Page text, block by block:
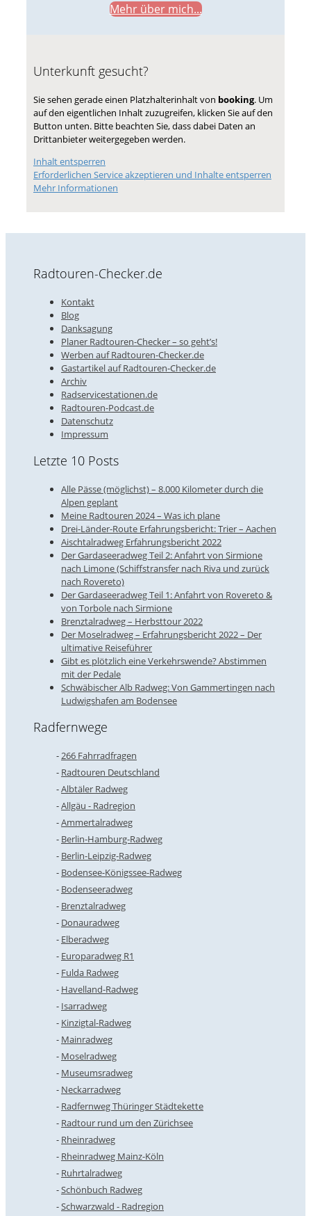
Mehr über mich...
Unterkunft gesucht?
Sie sehen gerade einen Platzhalterinhalt von booking. Um
auf den eigentlichen Inhalt zuzugreifen, klicken Sie auf den
Button unten. Bitte beachten Sie, dass dabei Daten an
Drittanbieter weitergegeben werden.
Inhalt entsperren
Erforderlichen Service akzeptieren und Inhalte entsperren
Mehr Informationen
Radtouren-Checker.de
Kontakt
Blog
Danksagung
Planer Radtouren-Checker – so geht’s!
Werben auf Radtouren-Checker.de
Gastartikel auf Radtouren-Checker.de
Archiv
Radservicestationen.de
Radtouren-Podcast.de
Datenschutz
Impressum
Letzte 10 Posts
Alle Pässe (möglichst) – 8.000 Kilometer durch die
Alpen geplant
Meine Radtouren 2024 – Was ich plane
Drei-Länder-Route Erfahrungsbericht: Trier – Aachen
Aischtalradweg Erfahrungsbericht 2022
Der Gardaseeradweg Teil 2: Anfahrt von Sirmione
nach Limone (Schiffstransfer nach Riva und zurück
nach Rovereto)
Der Gardaseeradweg Teil 1: Anfahrt von Rovereto &
von Torbole nach Sirmione
Brenztalradweg – Herbsttour 2022
Der Moselradweg – Erfahrungsbericht 2022 – Der
ultimative Reiseführer
Gibt es plötzlich eine Verkehrswende? Abstimmen
mit der Pedale
Schwäbischer Alb Radweg: Von Gammertingen nach
Ludwigshafen am Bodensee
Radfernwege
266 Fahrradfragen
Radtouren Deutschland
Albtäler Radweg
Allgäu - Radregion
Ammertalradweg
Berlin-Hamburg-Radweg
Berlin-Leipzig-Radweg
Bodensee-Königssee-Radweg
Bodenseeradweg
Brenztalradweg
Donauradweg
Elberadweg
Europaradweg R1
Fulda Radweg
Havelland-Radweg
Isarradweg
Kinzigtal-Radweg
Mainradweg
Moselradweg
Museumsradweg
Neckarradweg
Radfernweg Thüringer Städtekette
Radtour rund um den Zürichsee
Rheinradweg
Rheinradweg Mainz-Köln
Ruhrtalradweg
Schönbuch Radweg
Schwarzwald - Radregion